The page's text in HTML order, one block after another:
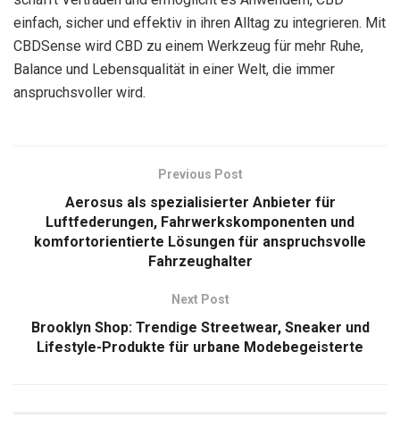
einfach, sicher und effektiv in ihren Alltag zu integrieren. Mit
CBDSense wird CBD zu einem Werkzeug für mehr Ruhe,
Balance und Lebensqualität in einer Welt, die immer
anspruchsvoller wird.
Previous Post
Aerosus als spezialisierter Anbieter für
Luftfederungen, Fahrwerkskomponenten und
komfortorientierte Lösungen für anspruchsvolle
Fahrzeughalter
Next Post
Brooklyn Shop: Trendige Streetwear, Sneaker und
Lifestyle-Produkte für urbane Modebegeisterte